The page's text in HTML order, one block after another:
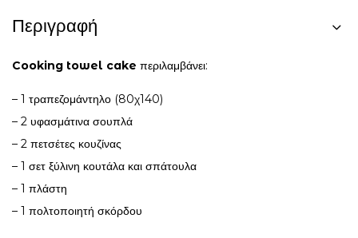
Περιγραφή
Cooking towel cake περιλαμβάνει:
– 1 τραπεζομάντηλο (80χ140)
– 2 υφασμάτινα σουπλά
– 2 πετσέτες κουζίνας
– 1 σετ ξύλινη κουτάλα και σπάτουλα
– 1 πλάστη
– 1 πολτοποιητή σκόρδου